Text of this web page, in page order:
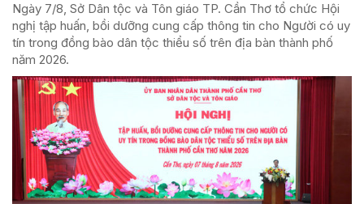
Ngày 7/8, Sở Dân tộc và Tôn giáo TP. Cần Thơ tổ chức Hội
nghị tập huấn, bồi dưỡng cung cấp thông tin cho Người có uy
tín trong đồng bào dân tộc thiểu số trên địa bàn thành phố
năm 2026.